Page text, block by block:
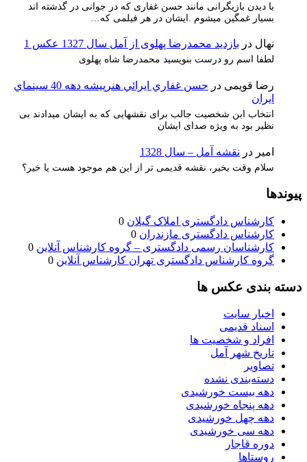
با دیدن بازیگرانی مانند حسن غفاری که در جوانی در گذشته اند
بسیار غمگین میشوم .ایشان در هر فیلمی که…
نهال در بازدید محمدرضا پهلوی از آمل سال 1327 عکس 1
لطفا اسم رو درست بنویسید محمدرضا شاه پهلوی
رضا قویمی در
حسن غفاري ايرائي هنرپيشه دهه 40 سينماي
ايران
انتخاب ابن شخصیت جالب برای نقشهایی که به ایشان میدادند بی
نظیر بود به ویژه صدای ایشان
امیر در نقشه آمل – سال 1328
سلام وقت بخیر، نقشه قدیمی تر از این هم موجود هست یا خیر؟
پیوندها
کارشناس دادگستری املاک گیلان
کارشناس دادگستری مازندران
کارشناسان رسمی دادگستری – گروه کارشناس آنلاین
گروه کارشناس دادگستری تهران کارشناس آنلاین
دسته بندی عکس ها
اخبار سایت
اسناد قدیمی
افراد و شخصیت ها
تاریخ شهر آمل
تصاویر
دسته‌بندی نشده
دهه بیست خورشیدی
دهه پنجاه خورشیدی
دهه چهل خورشیدی
دهه سی خورشیدی
دوره قاجار
روستاها